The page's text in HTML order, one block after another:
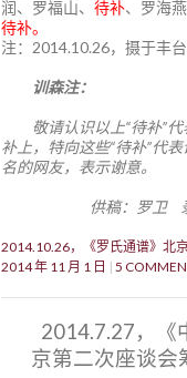
润、罗福山、 待补、罗海
待补。
注：2014.10.26，摄于丰
训森注：
敬请认识以上“待补”
补上，特向这些“待补”代
名的网友，表示谢意。
供稿：罗卫
2014.10.26，《罗氏通谱》北
2014 年 11 月 1 日
5
2014.7.27，《
京第二次座谈会